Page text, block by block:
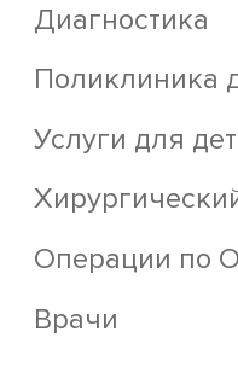
Диагностика
Поликлиника
Услуги для
Операции по
Врачи